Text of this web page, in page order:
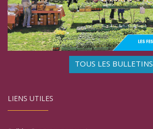
TOUS LES BULLETINS
LIENS UTILES